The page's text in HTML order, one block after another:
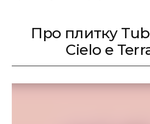
Про плитку
Cielo e